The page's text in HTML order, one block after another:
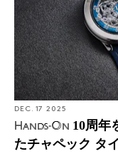
DEC. 17 2025
Hands-On 10周年
たチャペック タ